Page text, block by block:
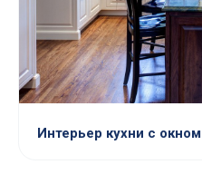
Интерьер кухни с окном